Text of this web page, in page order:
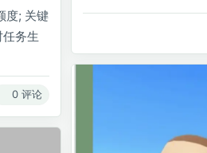
度; 关键
务生
0 评论